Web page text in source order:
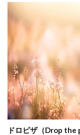
ドロピザ（Drop the